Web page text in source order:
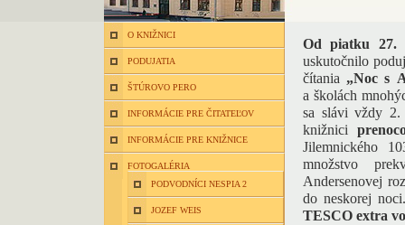
O KNIŽNICI
PODUJATIA
ŠTÚROVO PERO
INFORMÁCIE PRE ČITATEĽOV
INFORMÁCIE PRE KNIŽNICE
FOTOGALÉRIA
PODVODNÍCI NESPIA 2
JOZEF WEIS
Od piatku 27.
uskutočnilo
čítania „Noc s
a školách
sa slávi vždy 2.
knižnici
Jilemnického
množstvo
Andersenovej
do neskorej
TESCO extra